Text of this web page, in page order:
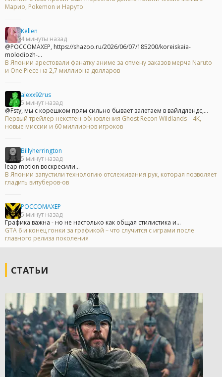
Марио, Pokemon и Наруто
Kellen
4 минуты назад
@POCCOMAXEP, https://shazoo.ru/2026/06/07/185200/koreiskaia-
molodiozh-...
В Японии арестовали фанатку аниме за отмену заказов мерча Naruto
и One Piece на 2,7 миллиона долларов
alexx92rus
5 минут назад
@Fsty, мы с корешком прям сильно бывает залетаем в вайлдлендс,...
Первый трейлер некстген-обновления Ghost Recon Wildlands – 4К,
новые миссии и 60 миллионов игроков
Billyherrington
5 минут назад
leap motion воскресили...
В Японии запустили технологию отслеживания рук, которая позволяет
гладить витуберов-ов
POCCOMAXEP
5 минут назад
Графика важна - но не настолько как общая стилистика и...
GTA 6 и конец гонки за графикой – что случится с играми после
главного релиза поколения
СТАТЬИ